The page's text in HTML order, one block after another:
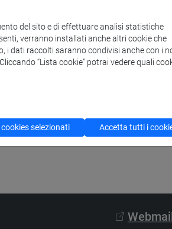
del sito e di effettuare analisi statistiche
verranno installati anche altri cookie che
i dati raccolti saranno condivisi anche con i
“Lista cookie” potrai vedere quali
selezionati Accetta tutti i